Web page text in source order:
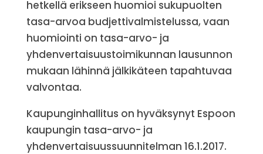
hetkellä erikseen huomioi sukupuolten
tasa-arvoa budjettivalmistelussa, vaan
huomiointi on tasa-arvo- ja
yhdenvertaisuustoimikunnan lausunnon
mukaan lähinnä jälkikäteen tapahtuvaa
valvontaa.
Kaupunginhallitus on hyväksynyt Espoon
kaupungin tasa-arvo- ja
yhdenvertaisuussuunnitelman 16.1.2017.